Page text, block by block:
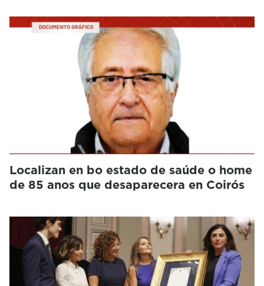
Localizan en bo estado de saúde o home
de 85 anos que desaparecera en Coirós